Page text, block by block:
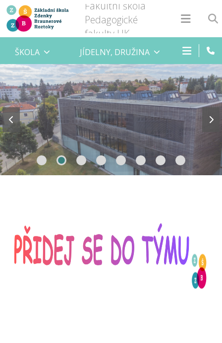
Fakultní škola
Pedagogické
fakulty UK
ŠKOLA JÍDELNY, DRUŽINA